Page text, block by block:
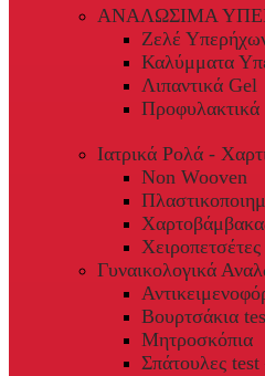
ΑΝΑΛΩΣΙΜΑ
Ζελέ
Καλύμματα
Λιπαντικά Gel
Προφυλακτικά
Ιατρικά Ρολά -
Non Wooven
Γυναικολογικά
Βουρτσάκια
Μητροσκόπια
Σπάτουλες